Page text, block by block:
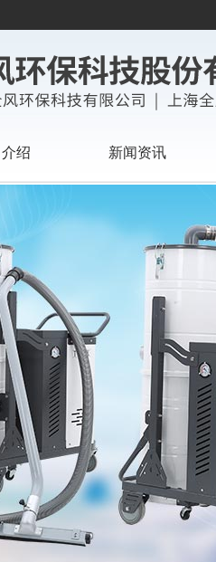
绍 新闻资讯